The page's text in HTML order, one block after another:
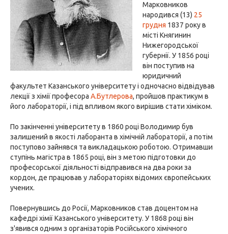
Марковников
народився (13) 25
грудня 1837 року в
місті Княгинин
Нижегородської
губернії. У 1856 році
він поступив на
юридичний
факультет Казанського університету і одночасно відвідував
лекції з хімії професора А.Бутлерова, пройшов практикум в
його лабораторії, і під впливом якого вирішив стати хіміком.
По закінченні університету в 1860 році Володимир був
залишений в якості лаборанта в хімічній лабораторії, а потім
поступово зайнявся та викладацькою роботою. Отримавши
ступінь магістра в 1865 році, він з метою підготовки до
професорської діяльності відправився на два роки за
кордон, де працював у лабораторіях відомих європейських
учених.
Повернувшись до Росії, Марковников став доцентом на
кафедрі хімії Казанського університету. У 1868 році він
з'явився одним з організаторів Російського хімічного